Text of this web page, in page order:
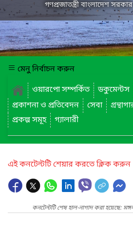
গণপ্রজাতন্ত্রী বাংলাদেশ সরকার
মেনু নির্বাচন করুন
ওয়ারপো সম্পর্কিত
ডকুমেন্টস
প্রকাশনা ও প্রতিবেদন
সেবা
প্রকল্প সমূহ
গ্যালারী
এই কনটেন্টটি শেয়ার করতে ক্লিক করুন
কনটেন্টটি শেষ হাল-নাগাদ করা হয়েছে: